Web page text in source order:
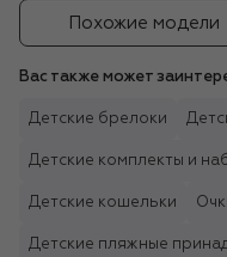
Похожие модели
Вас также может
Детские брелоки
Детские комплекты и
Детские кошельки
Детские пляжные